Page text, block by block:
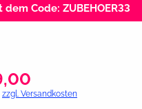
Code: ZUBEHOER33
zzgl. Versandkosten